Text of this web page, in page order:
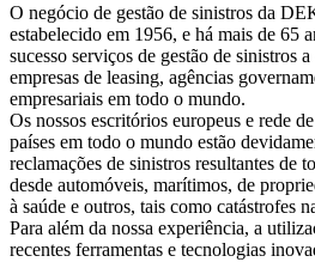
O negócio de gestão de sinistros da
estabelecido em 1956, e há mais de 65
sucesso serviços de gestão de sinistros
empresas de leasing, agências
empresariais em todo o mundo.
Os nossos escritórios europeus e rede
países em todo o mundo estão
reclamações de sinistros resultantes de
desde automóveis, marítimos, de
à saúde e outros, tais como catástrofes
Para além da nossa experiência, a
recentes ferramentas e tecnologias